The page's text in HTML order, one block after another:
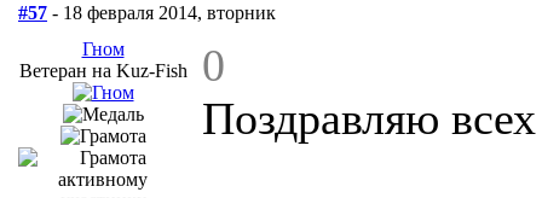
#57 - 18 февраля 2014, вторник
Гном
Ветеран на Kuz-Fish
0
Поздравляю